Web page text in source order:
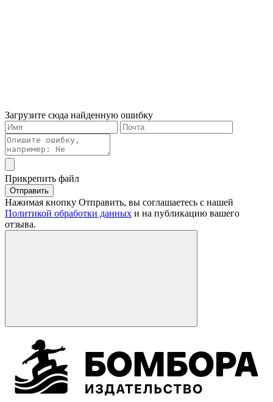
Загрузите сюда найденную ошибку
Прикрепить файл
Отправить
Нажимая кнопку Отправить, вы соглашаетесь с нашей
Политикой обработки данных и на публикацию вашего
отзыва.